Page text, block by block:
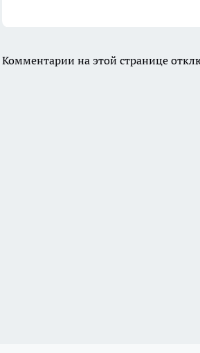
Комментарии на этой странице